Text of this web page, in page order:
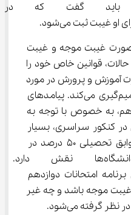
می‌شود؟ باید
غیبت موجه و غیبت
قوانین خاص خود را
آموزش و پرورش در مورد
وضعیت غیبت دانش‌آموز تصمیم‌گیری می‌کند. پیامدهای
به خصوص با توجه به
کنکور سراسری، بسیار
جدی است. در سال جاری، سوابق تحصیلی ۵۰ درصد در
کنکور و قبولی دانشگاه‌ها
برنامه امتحانات دوازدهم
این غیبت موجه باشد و چه غیر
گرفته می‌شود.